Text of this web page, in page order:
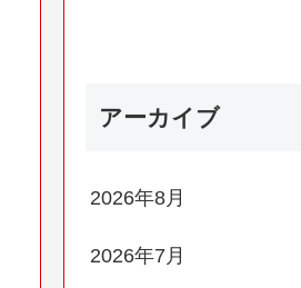
アーカイブ
2026年8月
2026年7月